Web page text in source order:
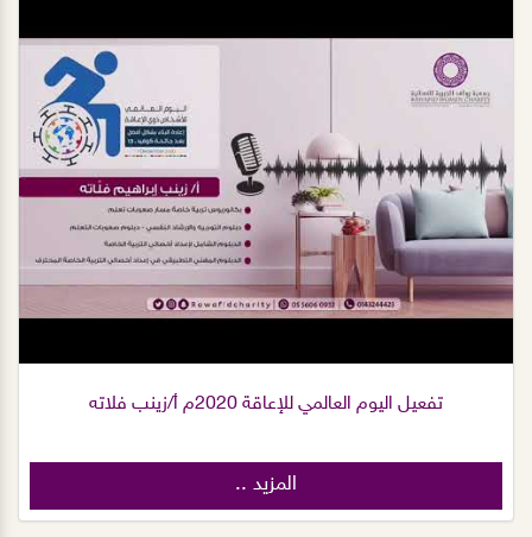
تفعيل اليوم العالمي للإعاقة 2020م أ/زينب فلاته
المزيد ..